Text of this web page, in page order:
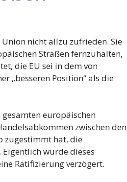
nicht allzu zufrieden. Sie
Straßen fernzuhalten,
die EU sei in dem von
„besseren Position“ als die
gesamten europäischen
zwischen den
zugestimmt hat, die
Eigentlich wurde dieses
Ratifizierung verzögert.